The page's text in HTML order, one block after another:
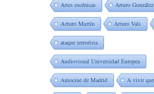
Artes escénicas Arturo
Arturo Martín Arturo Vals
ataque terrorista
Audiovisual Universidad Europea
Autocine de Madrid A vivir